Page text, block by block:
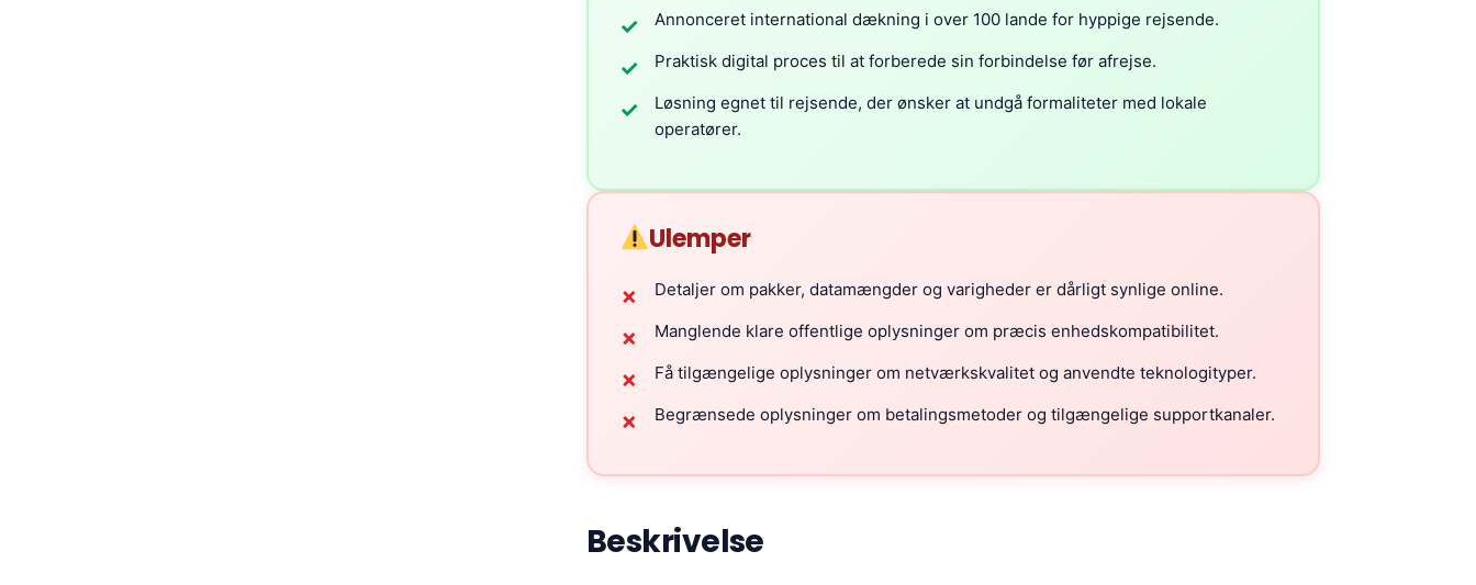
✓ Annonceret international dækning i over 100 lande for hyppige rejsende.
✓ Praktisk digital proces til at forberede sin forbindelse før afrejse.
✓
Løsning egnet til rejsende, der ønsker at undgå formaliteter med lokale
operatører.
Ulemper
✗ Detaljer om pakker, datamængder og varigheder er dårligt synlige online.
✗ Manglende klare offentlige oplysninger om præcis enhedskompatibilitet.
✗ Få tilgængelige oplysninger om netværkskvalitet og anvendte teknologityper.
✗ Begrænsede oplysninger om betalingsmetoder og tilgængelige supportkanaler.
Beskrivelse